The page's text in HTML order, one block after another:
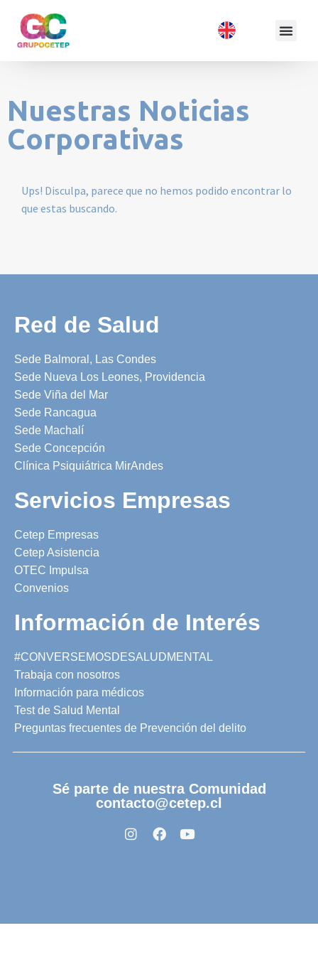
Nuestras Noticias
Corporativas
Ups! Disculpa, parece que no hemos podido encontrar lo
que estas buscando.
Red de Salud
Sede Balmoral, Las Condes
Sede Nueva Los Leones, Providencia
Sede Viña del Mar
Sede Rancagua
Sede Machalí
Sede Concepción
Clínica Psiquiátrica MirAndes
Servicios Empresas
Cetep Empresas
Cetep Asistencia
OTEC Impulsa
Convenios
Información de Interés
#CONVERSEMOSDESALUDMENTAL
Trabaja con nosotros
Información para médicos
Test de Salud Mental
Preguntas frecuentes de Prevención del delito
Sé parte de nuestra Comunidad
contacto@cetep.cl